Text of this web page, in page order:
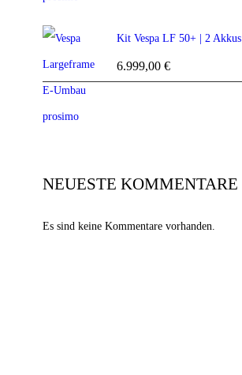
Kit Vespa LF 50+ | 2 Akkus
6.999,00 €
NEUESTE KOMMENTARE
Es sind keine Kommentare vorhanden.